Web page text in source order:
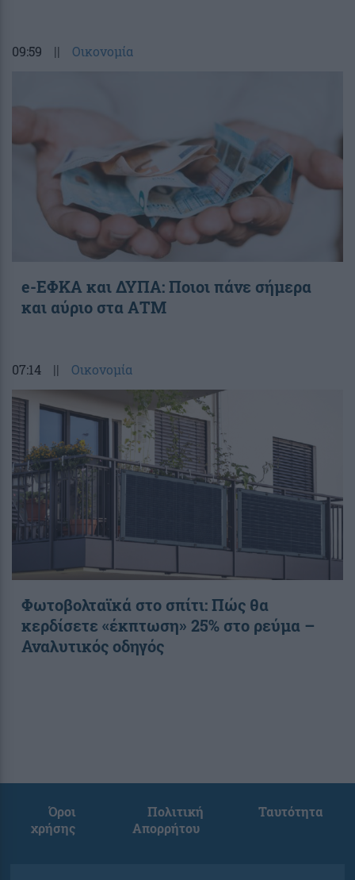
09:59 || Οικονομία
e-ΕΦΚΑ και ΔΥΠΑ: Ποιοι πάνε σήμερα
και αύριο στα ΑΤΜ
07:14 || Οικονομία
Φωτοβολταϊκά στο σπίτι: Πώς θα
κερδίσετε «έκπτωση» 25% στο ρεύμα –
Αναλυτικός οδηγός
Όροι
χρήσης
Πολιτική
Απορρήτου
Ταυτότητα